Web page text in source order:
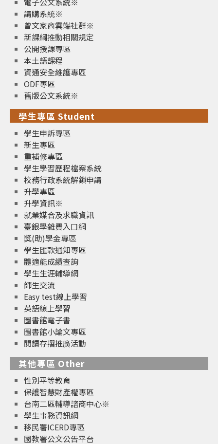
請購系統※
曾文家商雲端社群※
新課綱推動相關規定
公開授課專區
本土語課程
資通安全維護專區
ODF專區
舊版公文系統※
學生專區 Student
學生申訴專區
新生專區
重補修專區
學生學習歷程檔案系統
校務行政系統解鎖申請
升學專區
升學資訊※
就業媒合及求職資訊
臺銀學雜費入口網
獎(助)學金專區
學生匯款通知專區
體適能成績查詢
學生生涯輔導網
師生交流
Easy test線上學習
英語線上學習
圖書館電子書
圖書館小論文專區
閱讀存摺推廣活動
其他專區 Other
性別平等教育
保護智慧財產權專區
台南二區輔導諮商中心※
學生事務資訊網
移民署ICERD專區
國教署公文公告平台